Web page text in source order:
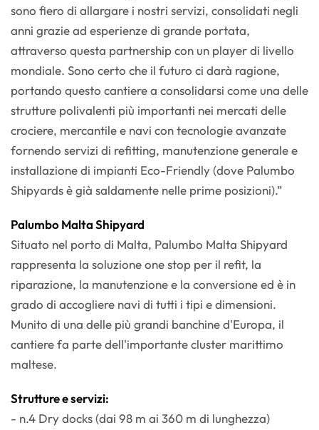
sono fiero di allargare i nostri servizi, consolidati negli
anni grazie ad esperienze di grande portata,
attraverso questa partnership con un player di livello
mondiale. Sono certo che il futuro ci darà ragione,
portando questo cantiere a consolidarsi come una delle
strutture polivalenti più importanti nei mercati delle
crociere, mercantile e navi con tecnologie avanzate
fornendo servizi di refitting, manutenzione generale e
installazione di impianti Eco-Friendly (dove Palumbo
Shipyards è già saldamente nelle prime posizioni).”
Palumbo Malta Shipyard
Situato nel porto di Malta, Palumbo Malta Shipyard
rappresenta la soluzione one stop per il refit, la
riparazione, la manutenzione e la conversione ed è in
grado di accogliere navi di tutti i tipi e dimensioni.
Munito di una delle più grandi banchine d'Europa, il
cantiere fa parte dell'importante cluster marittimo
maltese.
Strutture e servizi:
- n.4 Dry docks (dai 98 m ai 360 m di lunghezza)